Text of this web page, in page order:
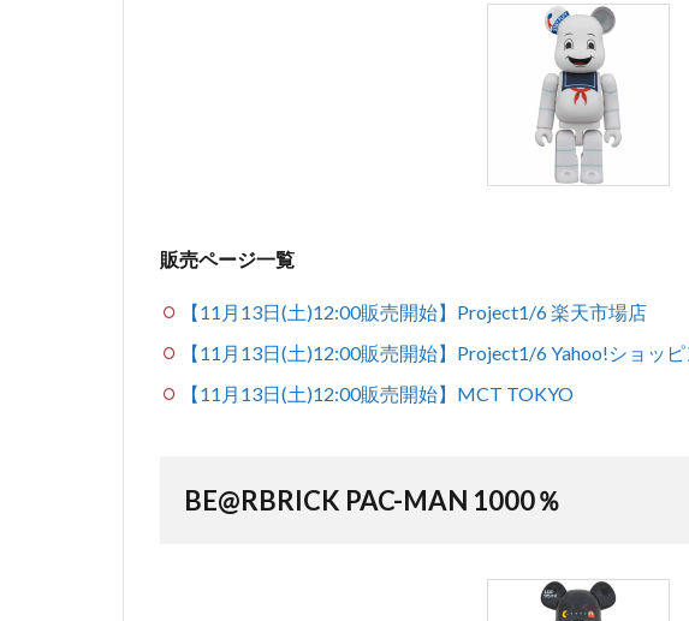
販売ページ一覧
【11月13日(土)12:00販売開始】Project1/6 楽天市場店
【11月13日(土)12:00販売開始】Project1/6 Yahoo!ショッ
【11月13日(土)12:00販売開始】MCT TOKYO
BE@RBRICK PAC-MAN 1000％